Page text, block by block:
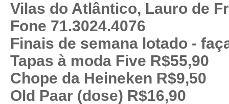
Vilas do Atlântico, Lauro de
Fone 71.3024.4076
Finais de semana lotado -
Tapas à moda Five R$55,90
Chope da Heineken R$9,50
Old Paar (dose) R$16,90